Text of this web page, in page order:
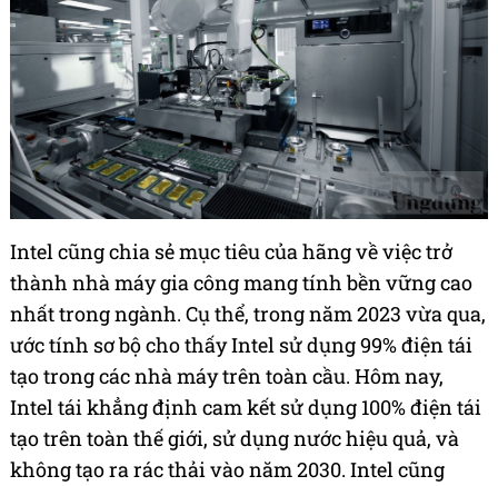
Intel cũng chia sẻ mục tiêu của hãng về việc trở
thành nhà máy gia công mang tính bền vững cao
nhất trong ngành. Cụ thể, trong năm 2023 vừa qua,
ước tính sơ bộ cho thấy Intel sử dụng 99% điện tái
tạo trong các nhà máy trên toàn cầu. Hôm nay,
Intel tái khẳng định cam kết sử dụng 100% điện tái
tạo trên toàn thế giới, sử dụng nước hiệu quả, và
không tạo ra rác thải vào năm 2030. Intel cũng